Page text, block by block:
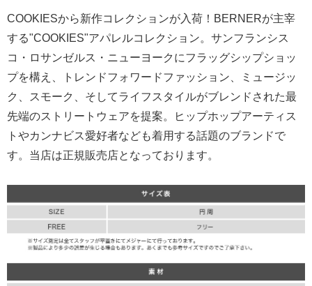
COOKIESから新作コレクションが入荷！BERNERが主宰
する"COOKIES"アパレルコレクション。サンフランシス
コ・ロサンゼルス・ニューヨークにフラッグシップショッ
プを構え、トレンドフォワードファッション、ミュージッ
ク、スモーク、そしてライフスタイルがブレンドされた最
先端のストリートウェアを提案。ヒップホップアーティス
トやカンナビス愛好者なども着用する話題のブランドで
す。当店は正規販売店となっております。